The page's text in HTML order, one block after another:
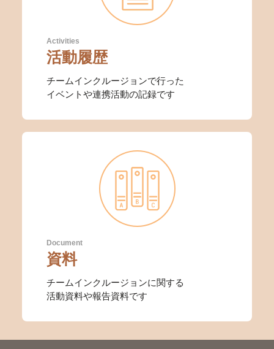
Activities
活動履歴
チームインクルージョンで行った
イベントや連携活動の記録です
Document
資料
チームインクルージョンに関する
活動資料や報告資料です